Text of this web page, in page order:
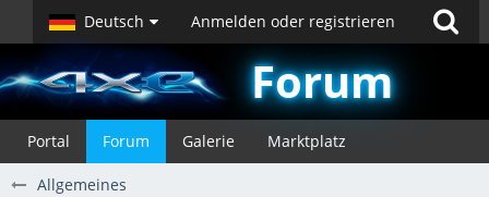
Deutsch Anmelden oder registrieren
Forum
Portal Forum Galerie Marktplatz
Allgemeines